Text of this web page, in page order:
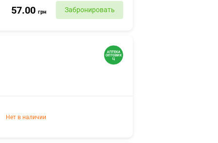
57.00 грн Забронировать
Нет в наличии